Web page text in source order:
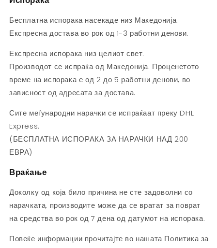
Бесплатна испорака насекаде низ Македонија.
Експресна достава во рок од 1-3 работни денови.
Експресна испорака низ целиот свет.
Производот се испраќа од Македонија. Проценетото
време на испорака е од 2 до 5 работни денови, во
зависност од адресата за достава.
Сите меѓународни нарачки се испраќаат преку DHL
Express.
(БЕСПЛАТНА ИСПОРАКА ЗА НАРАЧКИ НАД 200
ЕВРА)
Враќање
Доколку од која било причина не сте задоволни со
нарачката, производите може да се вратат за поврат
на средства во рок од 7 дена од датумот на испорака.
Повеќе информации прочитајте во нашата Политика за